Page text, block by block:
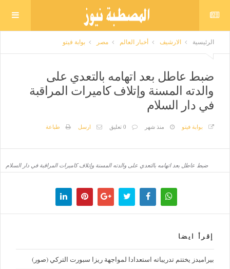
الرئيسية الارشيف أخبار العالم مصر بوابة فيتو
ضبط عاطل بعد اتهامه بالتعدي على
والدته المسنة وإتلاف كاميرات المراقبة
في دار السلام
بوابة فيتو منذ شهر 0 تعليق ارسل طباعة
ضبط عاطل بعد اتهامه بالتعدي على والدته المسنة وإتلاف كاميرات المراقبة في دار السلام
إقرأ ايضا
بيراميدز يختتم تدريباته استعدادا لمواجهة ريزا سبورت التركي (صور)